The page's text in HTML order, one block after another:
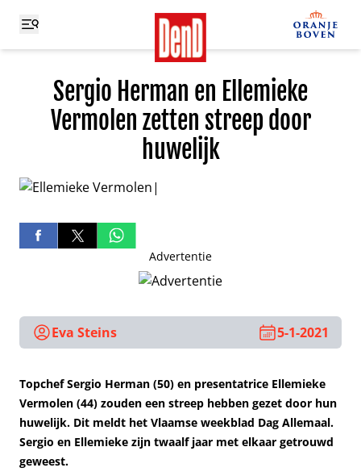
Sergio Herman en Ellemieke
Vermolen zetten streep door
huwelijk
Advertentie
Eva Steins 5-1-2021
Topchef Sergio Herman (50) en presentatrice Ellemieke
Vermolen (44) zouden een streep hebben gezet door hun
huwelijk. Dit meldt het Vlaamse weekblad Dag Allemaal.
Sergio en Ellemieke zijn twaalf jaar met elkaar getrouwd
geweest.